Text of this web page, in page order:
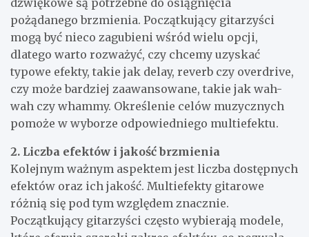
pożądanego brzmienia. Początkujący gitarzyści
mogą być nieco zagubieni wśród wielu opcji,
dlatego warto rozważyć, czy chcemy uzyskać
typowe efekty, takie jak delay, reverb czy overdrive,
czy może bardziej zaawansowane, takie jak wah-
wah czy whammy. Określenie celów muzycznych
pomoże w wyborze odpowiedniego multiefektu.
2. Liczba efektów i jakość brzmienia
Kolejnym ważnym aspektem jest liczba dostępnych
efektów oraz ich jakość. Multiefekty gitarowe
różnią się pod tym względem znacznie.
Początkujący gitarzyści często wybierają modele,